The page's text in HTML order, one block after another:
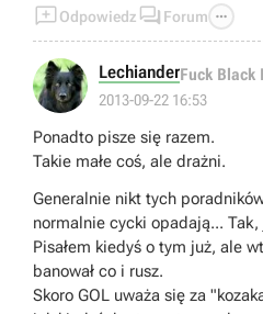
Odpowiedz  Forum 
LechianderFuck Black
2013-09-22 16:53
Ponadto pisze się razem.
Takie małe coś, ale drażni.
Generalnie nikt tych
normalnie cycki opadają... Tak,
Pisałem kiedyś o tym już, ale
banował co i rusz.
Skoro GOL uważa się za